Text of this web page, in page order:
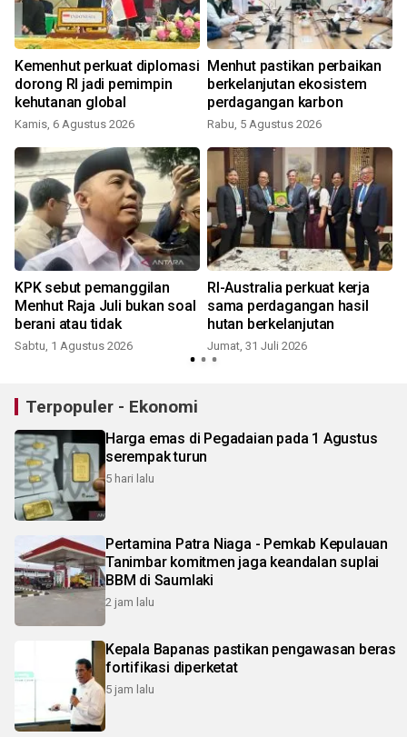
Kemenhut perkuat diplomasi
dorong RI jadi pemimpin
kehutanan global
Kamis, 6 Agustus 2026
Menhut pastikan perbaikan
berkelanjutan ekosistem
perdagangan karbon
Rabu, 5 Agustus 2026
KPK sebut pemanggilan
Menhut Raja Juli bukan soal
berani atau tidak
Sabtu, 1 Agustus 2026
RI-Australia perkuat kerja
sama perdagangan hasil
hutan berkelanjutan
Jumat, 31 Juli 2026
Terpopuler - Ekonomi
Harga emas di Pegadaian pada 1 Agustus
serempak turun
5 hari lalu
Pertamina Patra Niaga - Pemkab Kepulauan
Tanimbar komitmen jaga keandalan suplai
BBM di Saumlaki
2 jam lalu
Kepala Bapanas pastikan pengawasan beras
fortifikasi diperketat
5 jam lalu